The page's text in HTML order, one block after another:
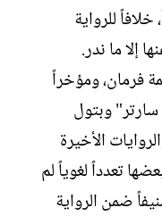
للرواية
إلا ما ندر.
فرمان، ومؤخراً
وبتول
الأخيرة
تعدداً لغوياً لم
ضمن الرواية